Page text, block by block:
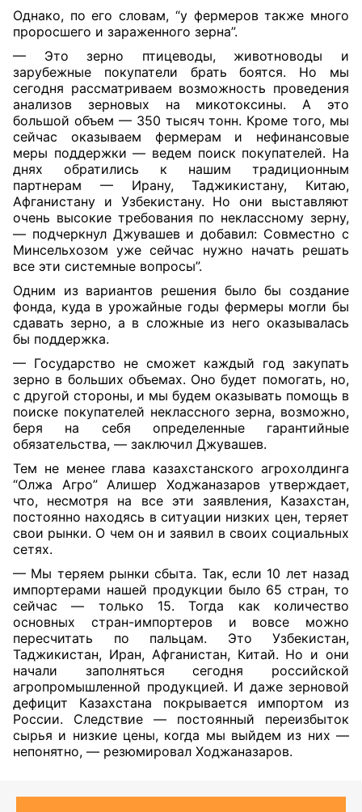
Однако, по его словам, “у фермеров также много
проросшего и зараженного зерна”.
— Это зерно птицеводы, животноводы и
зарубежные покупатели брать боятся. Но мы
сегодня рассматриваем возможность проведения
анализов зерновых на микотоксины. А это
большой объем — 350 тысяч тонн. Кроме того, мы
сейчас оказываем фермерам и нефинансовые
меры поддержки — ведем поиск покупателей. На
днях обратились к нашим традиционным
партнерам — Ирану, Таджикистану, Китаю,
Афганистану и Узбекистану. Но они выставляют
очень высокие требования по неклассному зерну,
— подчеркнул Джувашев и добавил: Совместно с
Минсельхозом уже сейчас нужно начать решать
все эти системные вопросы”.
Одним из вариантов решения было бы создание
фонда, куда в урожайные годы фермеры могли бы
сдавать зерно, а в сложные из него оказывалась
бы поддержка.
— Государство не сможет каждый год закупать
зерно в больших объемах. Оно будет помогать, но,
с другой стороны, и мы будем оказывать помощь в
поиске покупателей неклассного зерна, возможно,
беря на себя определенные гарантийные
обязательства, — заключил Джувашев.
Тем не менее глава казахстанского агрохолдинга
“Олжа Агро” Алишер Ходжаназаров утверждает,
что, несмотря на все эти заявления, Казахстан,
постоянно находясь в ситуации низких цен, теряет
свои рынки. О чем он и заявил в своих социальных
сетях.
— Мы теряем рынки сбыта. Так, если 10 лет назад
импортерами нашей продукции было 65 стран, то
сейчас — только 15. Тогда как количество
основных стран-импортеров и вовсе можно
пересчитать по пальцам. Это Узбекистан,
Таджикистан, Иран, Афганистан, Китай. Но и они
начали заполняться сегодня российской
агропромышленной продукцией. И даже зерновой
дефицит Казахстана покрывается импортом из
России. Следствие — постоянный переизбыток
сырья и низкие цены, когда мы выйдем из них —
непонятно, — резюмировал Ходжаназаров.